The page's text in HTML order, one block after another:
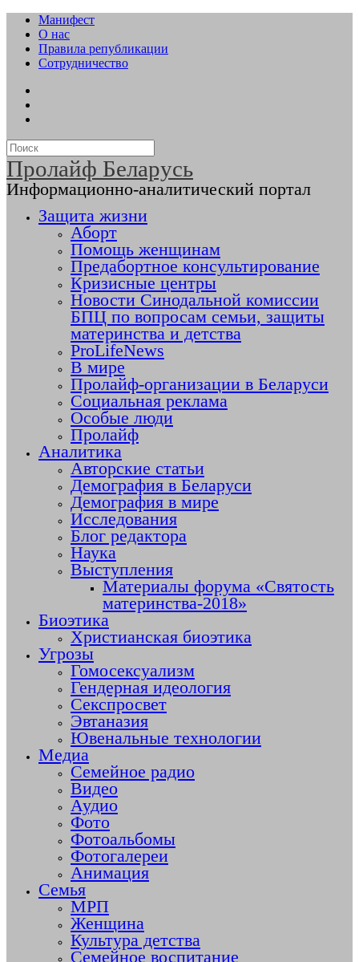
Манифест
О нас
Правила републикации
Сотрудничество
Пролайф Беларусь
Информационно-аналитический портал
Защита жизни
Аборт
Помощь женщинам
Предабортное консультирование
Кризисные центры
Новости Синодальной комиссии
БПЦ по вопросам семьи, защиты
материнства и детства
ProLifeNews
В мире
Пролайф-организации в Беларуси
Социальная реклама
Особые люди
Пролайф
Аналитика
Авторские статьи
Демография в Беларуси
Демография в мире
Исследования
Блог редактора
Наука
Выступления
Материалы форума «Святость
материнства-2018»
Биоэтика
Христианская биоэтика
Угрозы
Гомосексуализм
Гендерная идеология
Секспросвет
Эвтаназия
Ювенальные технологии
Медиа
Семейное радио
Видео
Аудио
Фото
Фотоальбомы
Фотогалереи
Анимация
Семья
МРП
Женщина
Культура детства
Семейное воспитание